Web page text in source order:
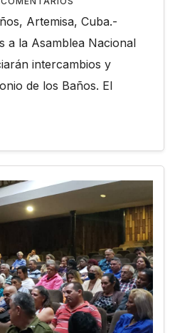
Artemisa, Cuba.-
a la Asamblea Nacional
intercambios y
de los Baños. El